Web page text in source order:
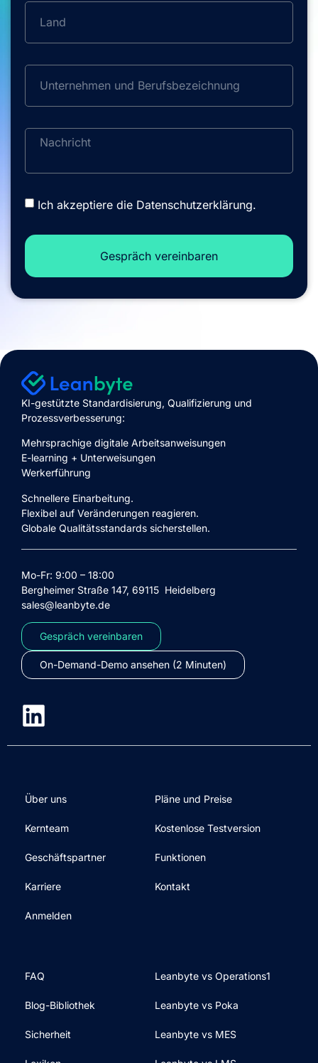
Ich akzeptiere die Datenschutzerklärung.
Gespräch vereinbaren
KI-gestützte Standardisierung, Qualifizierung und
Prozessverbesserung:
Mehrsprachige digitale Arbeitsanweisungen
E-learning + Unterweisungen
Werkerführung
Schnellere Einarbeitung.
Flexibel auf Veränderungen reagieren.
Globale Qualitätsstandards sicherstellen.
Mo-Fr: 9:00 – 18:00
Bergheimer Straße 147, 69115 Heidelberg
sales@leanbyte.de
Gespräch vereinbaren
On-Demand-Demo ansehen (2 Minuten)
Über uns
Kernteam
Geschäftspartner
Karriere
Anmelden
Pläne und Preise
Kostenlose Testversion
Funktionen
Kontakt
FAQ
Blog-Bibliothek
Sicherheit
Leanbyte vs Operations1
Leanbyte vs Poka
Leanbyte vs MES